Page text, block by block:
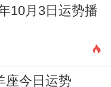
10月3日运势播
座今日运势